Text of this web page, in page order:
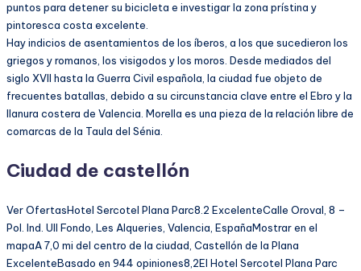
puntos para detener su bicicleta e investigar la zona prístina y
pintoresca costa excelente.
Hay indicios de asentamientos de los íberos, a los que sucedieron los
griegos y romanos, los visigodos y los moros. Desde mediados del
siglo XVII hasta la Guerra Civil española, la ciudad fue objeto de
frecuentes batallas, debido a su circunstancia clave entre el Ebro y la
llanura costera de Valencia. Morella es una pieza de la relación libre de
comarcas de la Taula del Sénia.
Ciudad de castellón
Ver OfertasHotel Sercotel Plana Parc8.2 ExcelenteCalle Oroval, 8 –
Pol. Ind. Ull Fondo, Les Alqueries, Valencia, EspañaMostrar en el
mapaA 7,0 mi del centro de la ciudad, Castellón de la Plana
ExcelenteBasado en 944 opiniones8,2El Hotel Sercotel Plana Parc